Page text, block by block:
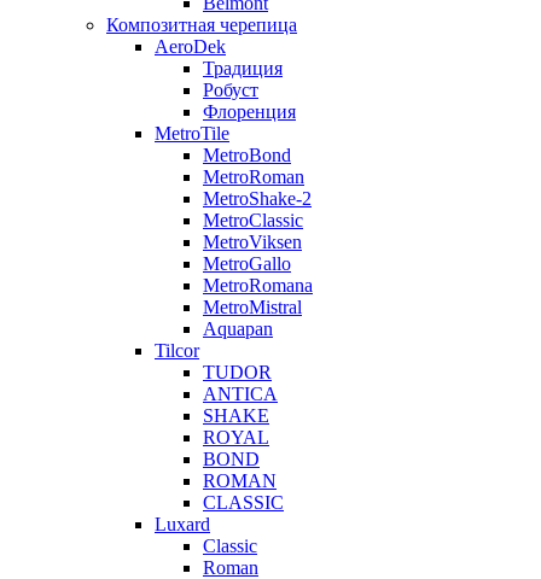
Композитная черепица
AeroDek
Традиция
Робуст
Флоренция
MetroTile
MetroBond
MetroRoman
MetroShake-2
MetroClassic
MetroViksen
MetroGallo
MetroRomana
MetroMistral
Aquapan
Tilcor
TUDOR
ANTICA
SHAKE
ROYAL
BOND
ROMAN
CLASSIC
Luxard
Classic
Roman